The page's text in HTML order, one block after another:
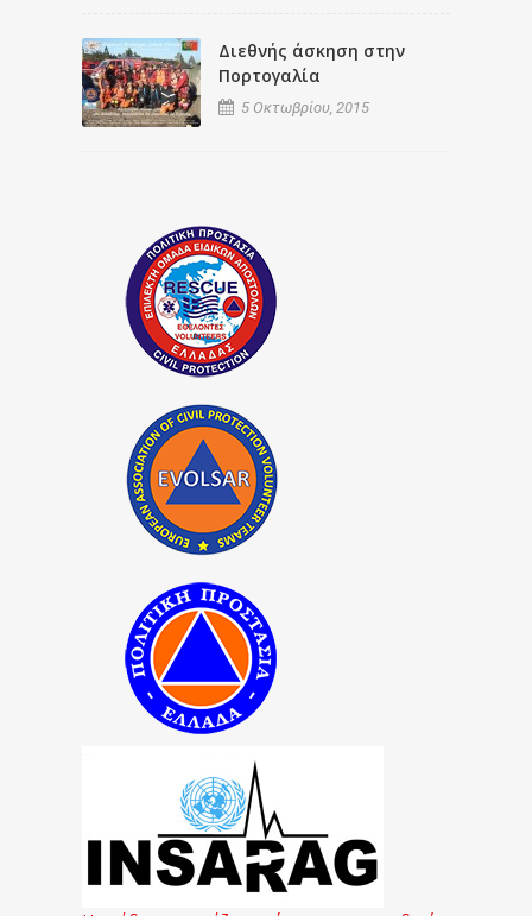
Διεθνής άσκηση στην
Πορτογαλία
5 Οκτωβρίου, 2015